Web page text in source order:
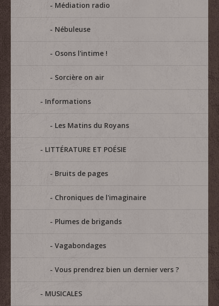
Médiation radio
Nébuleuse
Osons l'intime !
Sorcière on air
Informations
Les Matins du Royans
LITTÉRATURE ET POÉSIE
Bruits de pages
Chroniques de l'imaginaire
Plumes de brigands
Vagabondages
Vous prendrez bien un dernier vers ?
MUSICALES